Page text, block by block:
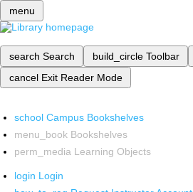
menu
search Search build_circle Toolbar
cancel Exit Reader Mode
school Campus Bookshelves
menu_book Bookshelves
perm_media Learning Objects
login Login